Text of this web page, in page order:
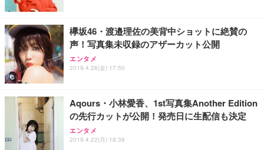
能 人間工学 椅子 腰サポート 90度跳ね上げ式アーム
ョン PCチェア 通気性メッシュ ゲーミング/勉強/事
務用 おしゃれ パソコンチェア (ブラック)
Sezlife オフィスチェア デスクチェア 疲れない テレ
ワーク チェア 強化バックレスト 30度ロッキング機
能 人間工学 椅子 腰サポート 90度跳ね上げ式アーム
務用 おしゃれ パソコンチェア (ホワイト)
ANDWINT オフィスチェア デスクチェア 肘なし メ
ッシュ 通気性 ランバーサポート付き 腰サポート ガ
ス圧無段階昇降 360度回転 キャスター付き コンパク
【整備済み品】Dell E2724HS 27インチ 液晶モニタ
ー フルHD（1920×1080）VA 非光沢 HDMI/DisplayP
ort/VGA スピーカー内蔵 高さ調整 スイベル VESA対
【MiniLED/24.5inch/280Hz/FHD】GRAPHT THE S
HOOTER Gaming Monitor 24” Essential ゲーミン
グモニター QD 24.5インチ 1ms FHD 量子ドット 残
Smart Basic(スマートベーシック) 【Amazon.co.jp
限定】 Smart Basic アイリスオーヤマ ペットシーツ
超厚型 お徳用 ワイド 100枚入 (x 1) (ケース販売)
アイリスオーヤマ ペットシーツ 超厚型 お徳用 レギ
ュラー 200枚入【Amazon.co.jp限定】
欅坂46・渡邉理佐の美背中ショットに絶賛の
声！写真集未収録のアザーカット公開
エンタメ
2019.4.26(金) 17:50
Aqours・小林愛香、1st写真集Another Edition
の先行カットが公開！発売日に生配信も決定
エンタメ
2019.4.22(月) 18:38